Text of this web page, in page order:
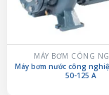
MÁY BƠM CÔNG
Máy bơm nước công
50-125 A